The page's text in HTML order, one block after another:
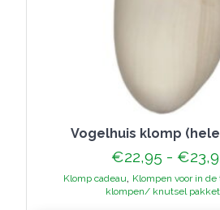
Vogelhuis klomp
€22,95 - €
Klomp cadeau, Klompen voor in de
klompen/ knutsel